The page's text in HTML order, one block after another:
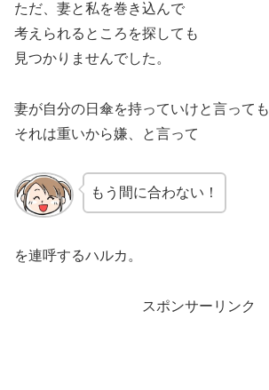
ただ、妻と私を巻き込んで
考えられるところを探しても
見つかりませんでした。
妻が自分の日傘を持っていけと言っても
それは重いから嫌、と言って
もう間に合わない！
を連呼するハルカ。
スポンサーリンク